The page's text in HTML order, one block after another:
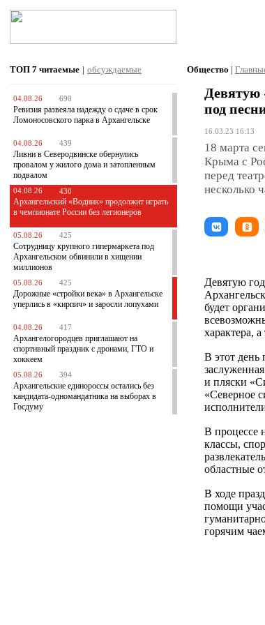
ТОП 7 читаемые | обсуждаемые
04.08.26 690
Ревизия развеяла надежду о сдаче в срок
Ломоносовского парка в Архангельске
04.08.26 439
Ливни в Северодвинске обернулись
провалом у жилого дома и затопленным
подвалом
04.08.26 430
Архангельский «Водник» продолжит играть
в чемпионате России без легионеров
05.08.26 425
Сотрудницу крупного гипермаркета под
Архангельском обвинили в хищении
миллионов
05.08.26 425
Дорожные «стройки века» в Архангельске
уперлись в «кирпич» и заросли лопухами
04.08.26 417
Архангелогородцев приглашают на
спортивный праздник с дронами, ГТО и
хоккеем
05.08.26 394
Архангельские единороссы остались без
кандидата-одномандатника на выборах в
Госдуму
Общество |
Девятую
под
16.03.23 16:13
18 марта
Крыма с
перед
несколько
Девятую
будет
характера,
В этот день
и пляски
«Северное
В процессе
классы,
областные
В ходе
помощи
горячим